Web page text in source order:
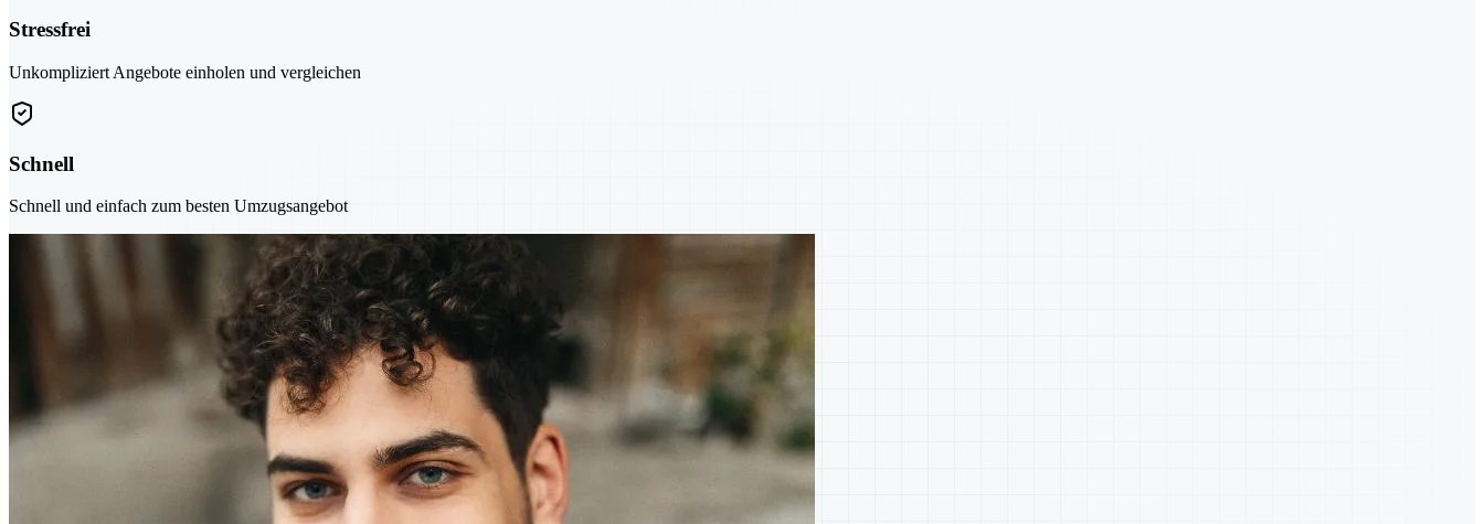
Stressfrei
Unkompliziert Angebote einholen und vergleichen
Schnell
Schnell und einfach zum besten Umzugsangebot